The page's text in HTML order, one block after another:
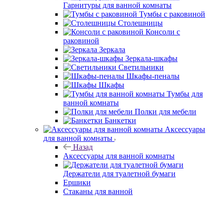
Гарнитуры для ванной комнаты
Тумбы с раковиной
Столешницы
Консоли с
раковиной
Зеркала
Зеркала-шкафы
Светильники
Шкафы-пеналы
Шкафы
Тумбы для
ванной комнаты
Полки для мебели
Банкетки
Аксессуары
для ванной комнаты
Назад
Аксессуары для ванной комнаты
Держатели для туалетной бумаги
Ершики
Стаканы для ванной